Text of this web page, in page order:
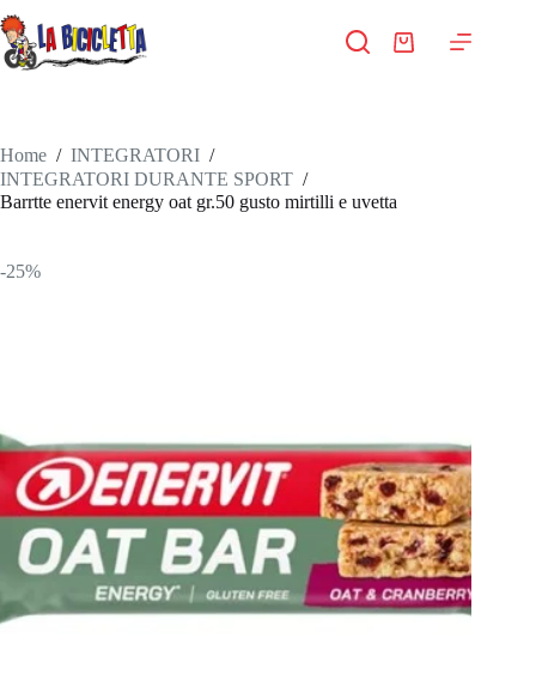
al
contenuto
Carrello
Home / INTEGRATORI /
INTEGRATORI DURANTE SPORT /
Barrtte enervit energy oat gr.50 gusto mirtilli e uvetta
-25%